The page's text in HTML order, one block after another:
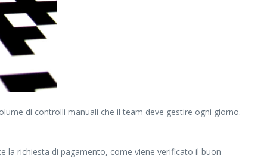
di controlli manuali che il team deve gestire ogni giorno.
la richiesta di pagamento, come viene verificato il buon